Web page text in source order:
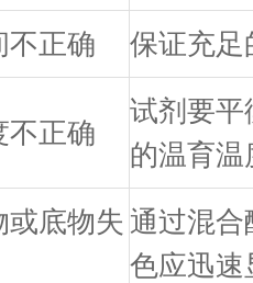
不正确 保证充足
不正确
试剂要平
的温育温
或底物失 通过混
色应迅速